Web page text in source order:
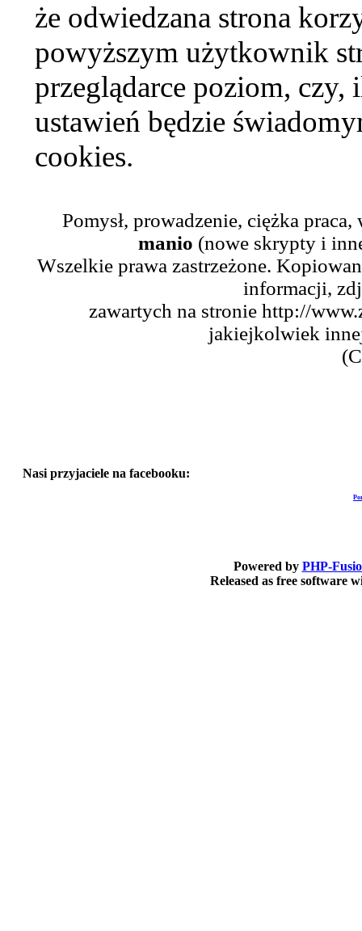
że odwiedzana strona
powyższym użytkownik
przeglądarce poziom,
ustawień będzie
cookies.
Pomysł, prowadzenie, ciężka
manio (nowe skrypty i
Wszelkie prawa zastrzeżone.
informacji,
zawartych na stronie http://
jakiejkolwiek
Nasi przyjaciele na facebooku:
Powered by PHP-
Released as free software